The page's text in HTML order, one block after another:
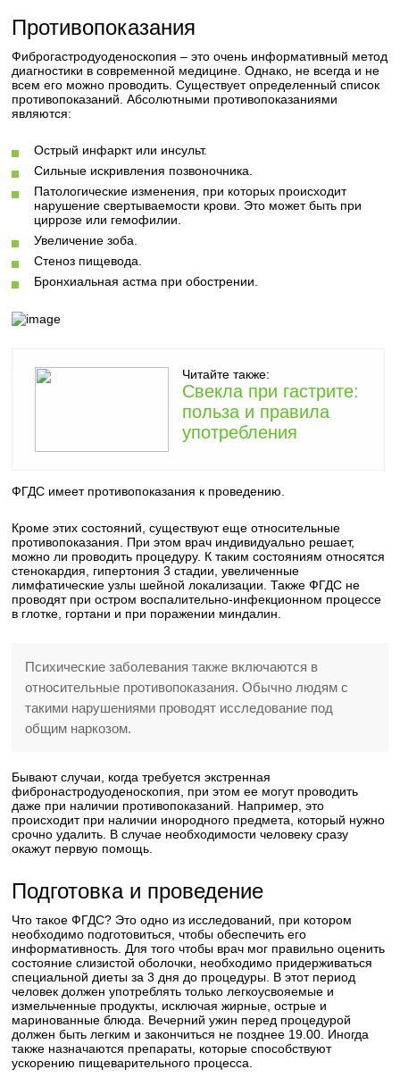
Противопоказания
Фиброгастродуоденоскопия – это очень информативный метод
диагностики в современной медицине. Однако, не всегда и не
всем его можно проводить. Существует определенный список
противопоказаний. Абсолютными противопоказаниями
являются:
Острый инфаркт или инсульт.
Сильные искривления позвоночника.
Патологические изменения, при которых происходит
нарушение свертываемости крови. Это может быть при
циррозе или гемофилии.
Увеличение зоба.
Стеноз пищевода.
Бронхиальная астма при обострении.
Читайте также:
Свекла при гастрите:
польза и правила
употребления
ФГДС имеет противопоказания к проведению.
Кроме этих состояний, существуют еще относительные
противопоказания. При этом врач индивидуально решает,
можно ли проводить процедуру. К таким состояниям относятся
стенокардия, гипертония 3 стадии, увеличенные
лимфатические узлы шейной локализации. Также ФГДС не
проводят при остром воспалительно-инфекционном процессе
в глотке, гортани и при поражении миндалин.
Психические заболевания также включаются в
относительные противопоказания. Обычно людям с
такими нарушениями проводят исследование под
общим наркозом.
Бывают случаи, когда требуется экстренная
фибронастродуоденоскопия, при этом ее могут проводить
даже при наличии противопоказаний. Например, это
происходит при наличии инородного предмета, который нужно
срочно удалить. В случае необходимости человеку сразу
окажут первую помощь.
Подготовка и проведение
Что такое ФГДС? Это одно из исследований, при котором
необходимо подготовиться, чтобы обеспечить его
информативность. Для того чтобы врач мог правильно оценить
состояние слизистой оболочки, необходимо придерживаться
специальной диеты за 3 дня до процедуры. В этот период
человек должен употреблять только легкоусвояемые и
измельченные продукты, исключая жирные, острые и
маринованные блюда. Вечерний ужин перед процедурой
должен быть легким и закончиться не позднее 19.00. Иногда
также назначаются препараты, которые способствуют
ускорению пищеварительного процесса.